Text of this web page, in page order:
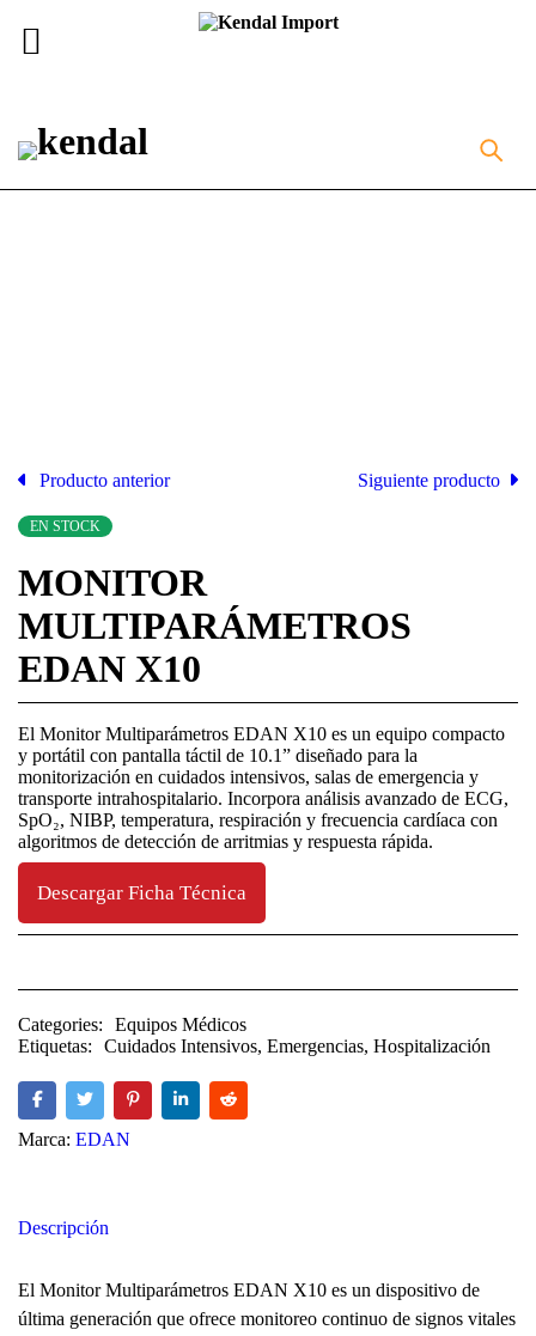
Producto anterior Siguiente producto
EN STOCK
MONITOR
MULTIPARÁMETROS
EDAN X10
El Monitor Multiparámetros EDAN X10 es un equipo compacto
y portátil con pantalla táctil de 10.1” diseñado para la
monitorización en cuidados intensivos, salas de emergencia y
transporte intrahospitalario. Incorpora análisis avanzado de ECG,
SpO₂, NIBP, temperatura, respiración y frecuencia cardíaca con
algoritmos de detección de arritmias y respuesta rápida.
Descargar Ficha Técnica
Categories:
Equipos Médicos
Etiquetas:
Cuidados Intensivos, Emergencias, Hospitalización
Marca: EDAN
Descripción
El Monitor Multiparámetros EDAN X10 es un dispositivo de
última generación que ofrece monitoreo continuo de signos vitales